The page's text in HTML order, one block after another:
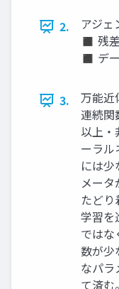
2.
アジ
◼ 残
◼ デ
3.
万能近
連続関
以上・
ーラル
には
メー
たど
学習を
ではな
数が少
なパラ
て済む